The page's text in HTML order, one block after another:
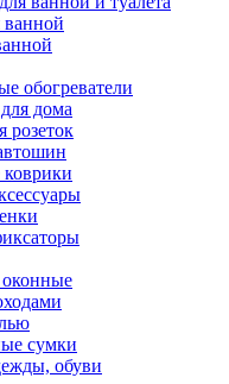
обогреватели
дома
розеток
сумки
обуви